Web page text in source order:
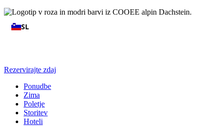
SL
Rezervirajte zdaj
Ponudbe
Zima
Poletje
Storitev
Hoteli